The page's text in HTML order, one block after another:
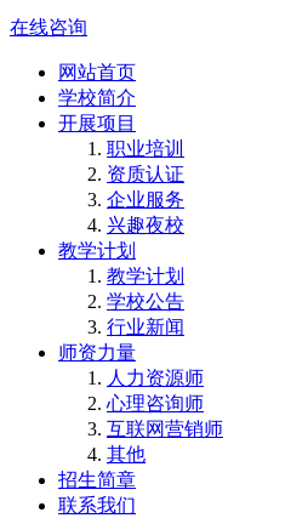
在线咨询
网站首页
学校简介
开展项目
职业培训
资质认证
企业服务
兴趣夜校
教学计划
教学计划
学校公告
行业新闻
师资力量
人力资源师
心理咨询师
互联网营销师
其他
招生简章
联系我们